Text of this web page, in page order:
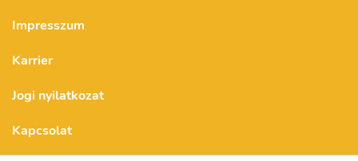
Impresszum
Karrier
Jogi nyilatkozat
Kapcsolat